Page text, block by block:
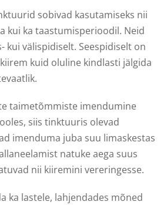
sobivad kasutamiseks nii
kui ka taastumisperioodil. Neid
kui välispidiselt. Seespidiselt on
kuid oluline kindlasti jälgida
taimetõmmiste imendumine
siis tinktuuris olevad
imenduma juba suu limaskestas
natuke aega suus
nii kiiremini vereringesse.
ka lastele, lahjendades mõned